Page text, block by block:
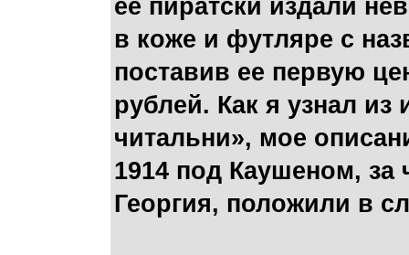
ее пиратски издали
в коже и футляре с
поставив ее первую
рублей. Как я узнал из
читальни», мое
1914 под Каушеном, за
Георгия, положили в